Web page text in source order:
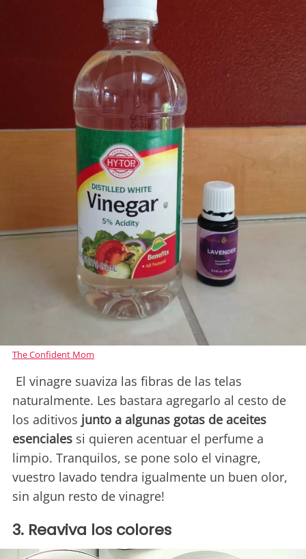
The Confident Mom
El vinagre suaviza las fibras de las telas
naturalmente. Les bastara agregarlo al cesto de
los aditivos junto a algunas gotas de aceites
esenciales si quieren acentuar el perfume a
limpio. Tranquilos, se pone solo el vinagre,
vuestro lavado tendra igualmente un buen olor,
sin algun resto de vinagre!
3. Reaviva los colores